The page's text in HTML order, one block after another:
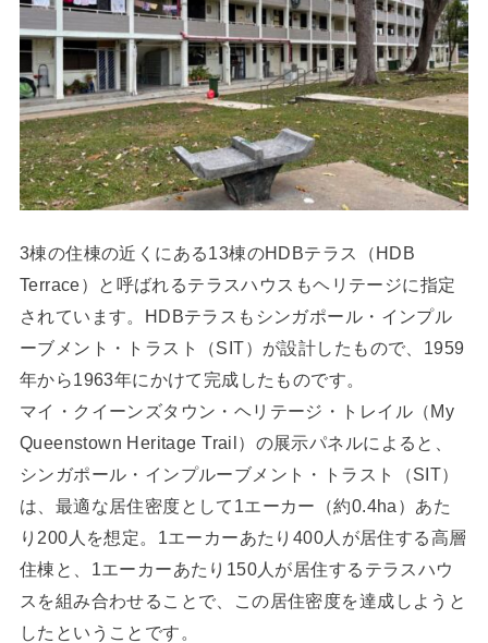
3棟の住棟の近くにある13棟のHDBテラス（HDB
Terrace）と呼ばれるテラスハウスもヘリテージに指定
されています。HDBテラスもシンガポール・インプル
ーブメント・トラスト（SIT）が設計したもので、1959
年から1963年にかけて完成したものです。
マイ・クイーンズタウン・ヘリテージ・トレイル（My
Queenstown Heritage Trail）の展示パネルによると、
シンガポール・インプルーブメント・トラスト（SIT）
は、最適な居住密度として1エーカー（約0.4ha）あた
り200人を想定。1エーカーあたり400人が居住する高層
住棟と、1エーカーあたり150人が居住するテラスハウ
スを組み合わせることで、この居住密度を達成しようと
したということです。